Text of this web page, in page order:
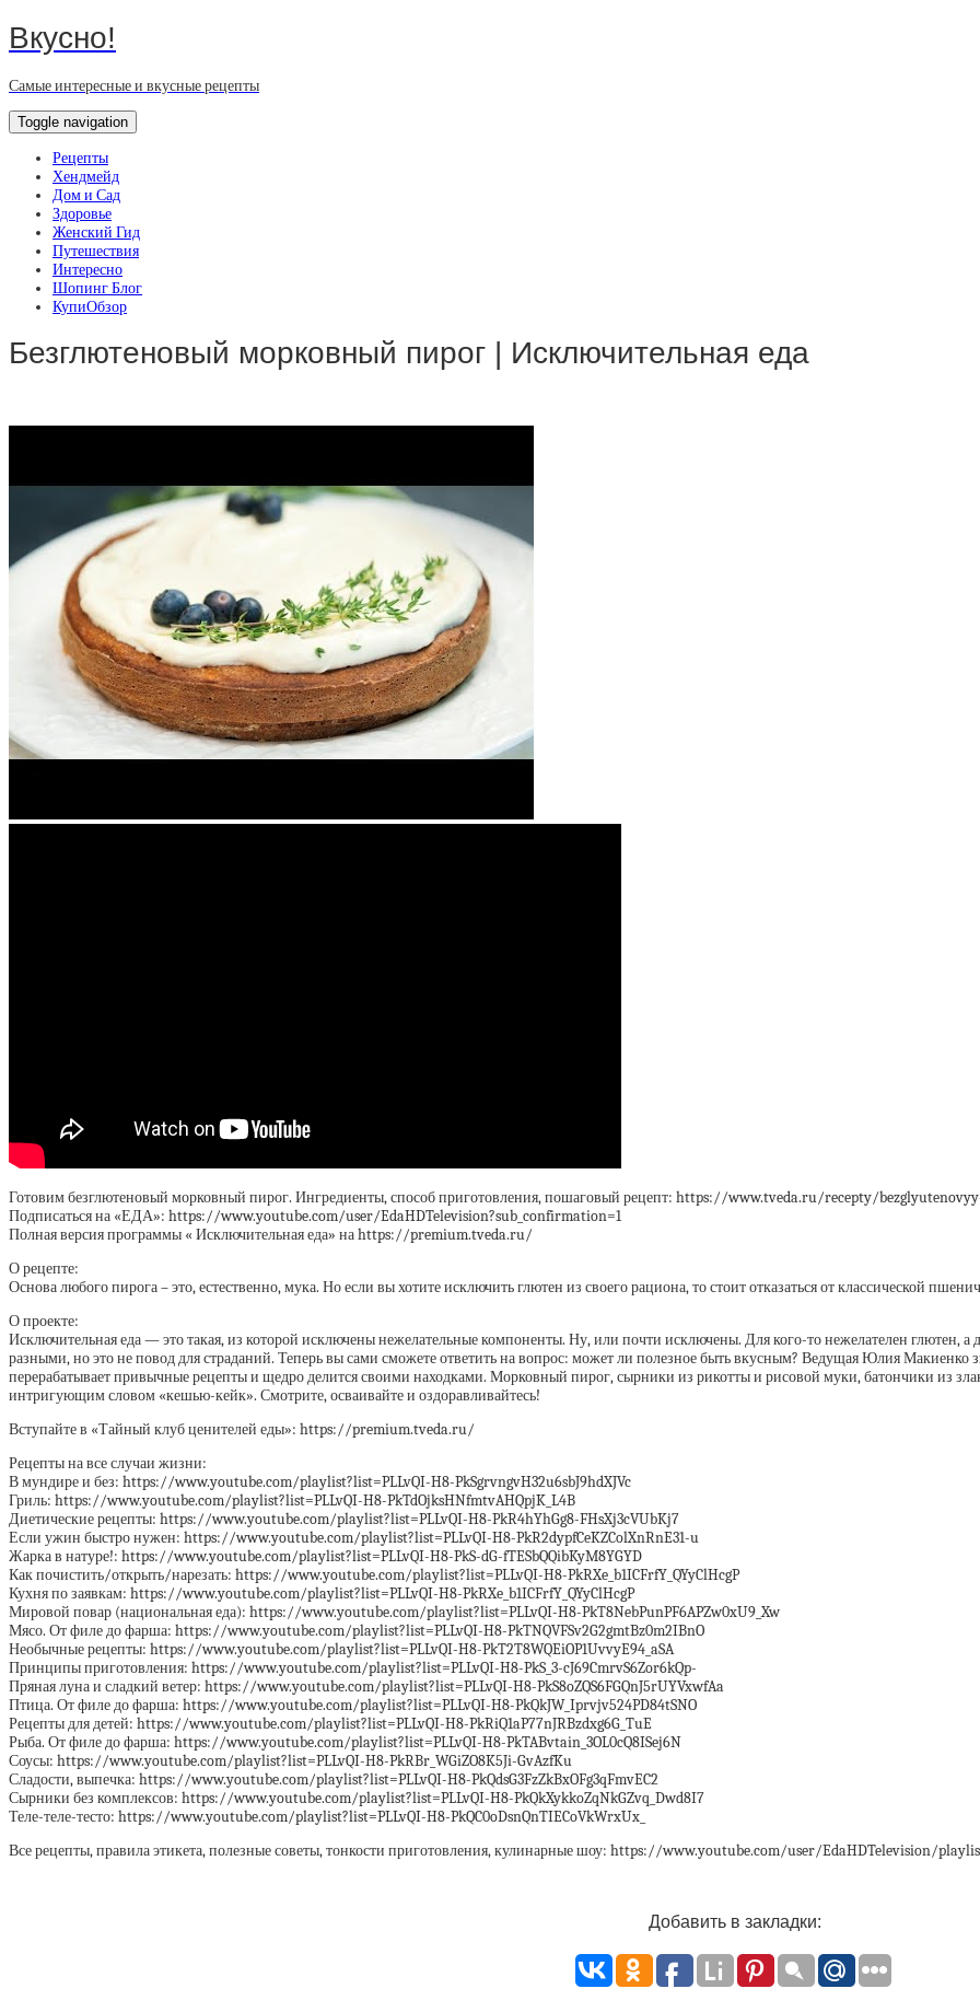
Вкусно!
Самые интересные и вкусные рецепты
Toggle navigation
Рецепты
Хендмейд
Дом и Сад
Здоровье
Женский Гид
Путешествия
Интересно
Шопинг Блог
КупиОбзор
Безглютеновый морковный пирог | Исключительная еда
Готовим безглютеновый морковный пирог. Ингредиенты, способ приготовления, пошаговый рецепт: https://www.tveda.ru/recepty/
Подписаться на «ЕДА»: https://www.youtube.com/user/EdaHDTelevision?sub_confirmation=1
Полная версия программы « Исключительная еда» на https://premium.tveda.ru/
О рецепте:
Основа любого пирога – это, естественно, мука. Но если вы хотите исключить глютен из своего рациона, то стоит отказаться от классической
О проекте:
Исключительная еда — это такая, из которой исключены нежелательные компоненты. Ну, или почти исключены. Для кого-то нежелателен глютен,
разными, но это не повод для страданий. Теперь вы сами сможете ответить на вопрос: может ли полезное быть вкусным? Ведущая Юлия Макиенко
перерабатывает привычные рецепты и щедро делится своими находками. Морковный пирог, сырники из рикотты и рисовой муки, батончики из
интригующим словом «кешью-кейк». Смотрите, осваивайте и оздоравливайтесь!
Вступайте в «Тайный клуб ценителей еды»: https://premium.tveda.ru/
Рецепты на все случаи жизни:
В мундире и без: https://www.youtube.com/playlist?list=PLLvQI-H8-PkSgrvngvH32u6sbJ9hdXJVc
Гриль: https://www.youtube.com/playlist?list=PLLvQI-H8-PkTdOjksHNfmtvAHQpjK_L4B
Диетические рецепты: https://www.youtube.com/playlist?list=PLLvQI-H8-PkR4hYhGg8-FHsXj3cVUbKj7
Если ужин быстро нужен: https://www.youtube.com/playlist?list=PLLvQI-H8-PkR2dypfCeKZColXnRnE31-u
Жарка в натуре!: https://www.youtube.com/playlist?list=PLLvQI-H8-PkS-dG-fTESbQQibKyM8YGYD
Как почистить/открыть/нарезать: https://www.youtube.com/playlist?list=PLLvQI-H8-PkRXe_b1ICFrfY_QYyClHcgP
Кухня по заявкам: https://www.youtube.com/playlist?list=PLLvQI-H8-PkRXe_b1ICFrfY_QYyClHcgP
Мировой повар (национальная еда): https://www.youtube.com/playlist?list=PLLvQI-H8-PkT8NebPunPF6APZw0xU9_Xw
Мясо. От филе до фарша: https://www.youtube.com/playlist?list=PLLvQI-H8-PkTNQVFSv2G2gmtBz0m2IBnO
Необычные рецепты: https://www.youtube.com/playlist?list=PLLvQI-H8-PkT2T8WQEiOP1UvvyE94_aSA
Принципы приготовления: https://www.youtube.com/playlist?list=PLLvQI-H8-PkS_3-cJ69CmrvS6Zor6kQp-
Пряная луна и сладкий ветер: https://www.youtube.com/playlist?list=PLLvQI-H8-PkS8oZQS6FGQnJ5rUYVxwfAa
Птица. От филе до фарша: https://www.youtube.com/playlist?list=PLLvQI-H8-PkQkJW_Iprvjv524PD84tSNO
Рецепты для детей: https://www.youtube.com/playlist?list=PLLvQI-H8-PkRiQ1aP77nJRBzdxg6G_TuE
Рыба. От филе до фарша: https://www.youtube.com/playlist?list=PLLvQI-H8-PkTABvtain_3OL0cQ8ISej6N
Соусы: https://www.youtube.com/playlist?list=PLLvQI-H8-PkRBr_WGiZO8K5Ji-GvAzfKu
Сладости, выпечка: https://www.youtube.com/playlist?list=PLLvQI-H8-PkQdsG3FzZkBxOFg3qFmvEC2
Сырники без комплексов: https://www.youtube.com/playlist?list=PLLvQI-H8-PkQkXykkoZqNkGZvq_Dwd8I7
Теле-теле-тесто: https://www.youtube.com/playlist?list=PLLvQI-H8-PkQC0oDsnQnTIECoVkWrxUx_
Все рецепты, правила этикета, полезные советы, тонкости приготовления, кулинарные шоу: https://www.youtube.com/user/EdaHDTelevision/
Добавить в закладки: